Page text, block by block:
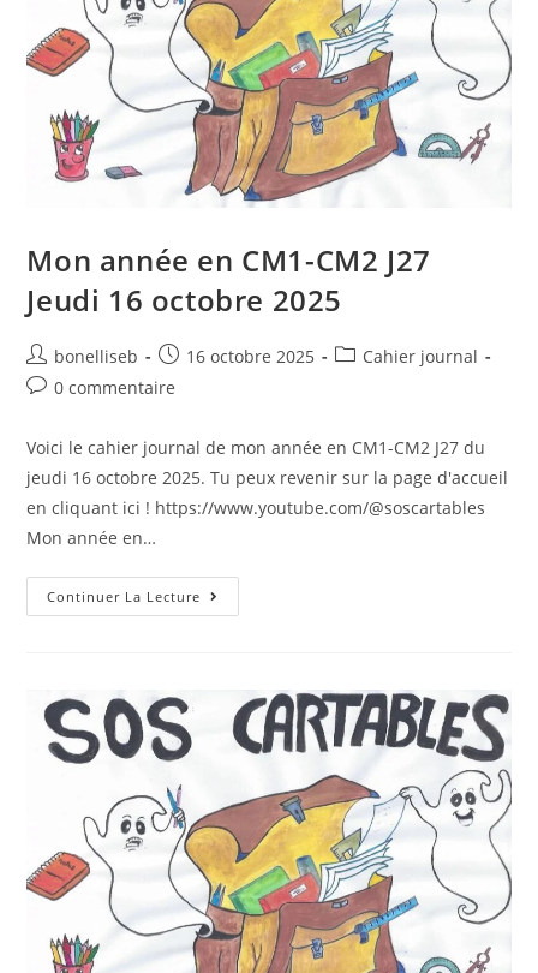
Mon année en CM1-CM2 J27
Jeudi 16 octobre 2025
bonelliseb 16 octobre 2025
Cahier journal
0 commentaire
Voici le cahier journal de mon année en CM1-CM2 J27 du
jeudi 16 octobre 2025. Tu peux revenir sur la page d'accueil
en cliquant ici ! https://www.youtube.com/@soscartables
Mon année en…
Continuer La Lecture